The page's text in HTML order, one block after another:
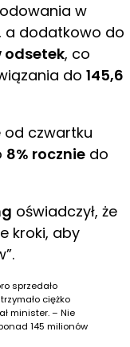
w
a dodatkowo do
odsetek, co
do 145,6
od czwartku
8% rocznie do
oświadczył, że
kroki, aby
sprzedało
ciężko
minister. – Nie
145 milionów